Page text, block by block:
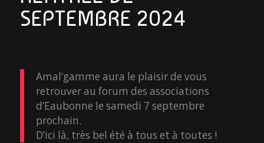
SEPTEMBRE 2024
Amal’gamme aura le plaisir de vous
retrouver au forum des associations
d’Eaubonne le samedi 7 septembre
prochain.
D’ici là, très bel été à tous et à toutes !